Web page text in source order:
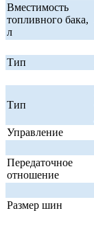
Вместимость
топливного бака,
л
Тип
Тип
Управление
Передаточное
отношение
Размер шин